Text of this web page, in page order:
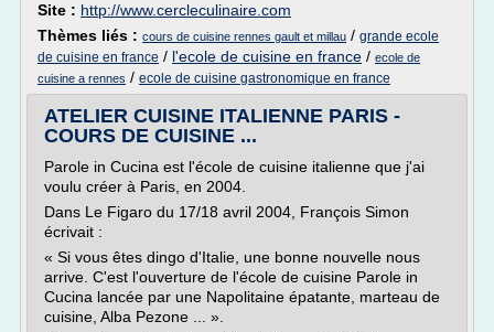
Site : http://www.cercleculinaire.com
Thèmes liés : cours de cuisine rennes gault et millau / grande ecole
de cuisine en france / l'ecole de cuisine en france / ecole de
cuisine a rennes / ecole de cuisine gastronomique en france
ATELIER CUISINE ITALIENNE PARIS -
COURS DE CUISINE ...
Parole in Cucina est l'école de cuisine italienne que j'ai
voulu créer à Paris, en 2004.
Dans Le Figaro du 17/18 avril 2004, François Simon
écrivait :
« Si vous êtes dingo d'Italie, une bonne nouvelle nous
arrive. C'est l'ouverture de l'école de cuisine Parole in
Cucina lancée par une Napolitaine épatante, marteau de
cuisine, Alba Pezone ... ».